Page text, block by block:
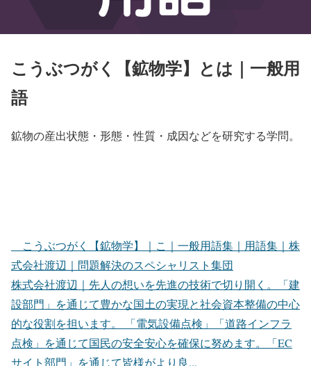
こうぶつがく【鉱物学】とは｜一般用
語
鉱物の産出状態・形態・性質・成因などを研究する学問。
こうぶつがく【鉱物学】｜こ｜一般用語集｜用語集｜株
式会社渡辺｜問題解決のスペシャリスト集団
株式会社渡辺｜先人の想いを先進の技術で切り開く。「建
設部門」を通じて豊かな国土の実現と社会資本整備の中心
的な役割を担います。 「電気設備点検」「道路インフラ
点検」を通じて国民の安全安心を確保に努めます。「EC
サイト部門」を通じて皆様がより良...